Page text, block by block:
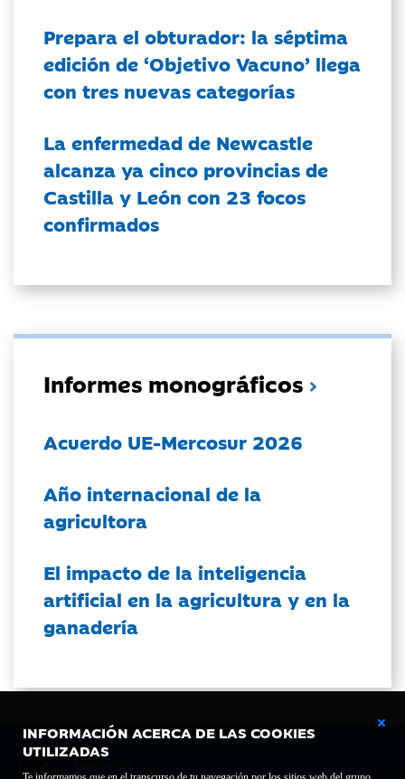
INFORMACIÓN ACERCA DE LAS COOKIES
UTILIZADAS
Prepara el obturador: la séptima
edición de ‘Objetivo Vacuno’ llega
con tres nuevas categorías
La enfermedad de Newcastle
alcanza ya cinco provincias de
Castilla y León con 23 focos
confirmados
Informes monográficos
Acuerdo UE-Mercosur 2026
Año internacional de la
agricultora
El impacto de la inteligencia
artificial en la agricultura y en la
ganadería